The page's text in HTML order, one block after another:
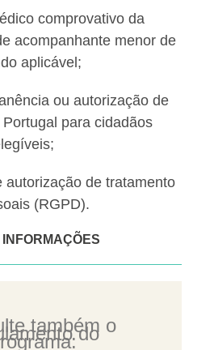
comprovativo da
acompanhante menor de
aplicável;
ou autorização de
para cidadãos
autorização de tratamento
(RGPD).
INFORMAÇÕES
também o
do